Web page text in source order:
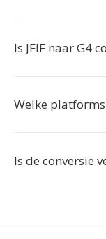
Is JFIF naar G4
Welke
Is de conversie